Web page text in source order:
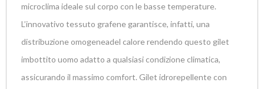
microclima ideale sul corpo con le basse temperature.
L’innovativo tessuto grafene garantisce, infatti, una
distribuzione omogeneadel calore rendendo questo gilet
imbottito uomo adatto a qualsiasi condizione climatica,
assicurando il massimo comfort. Gilet idrorepellente con